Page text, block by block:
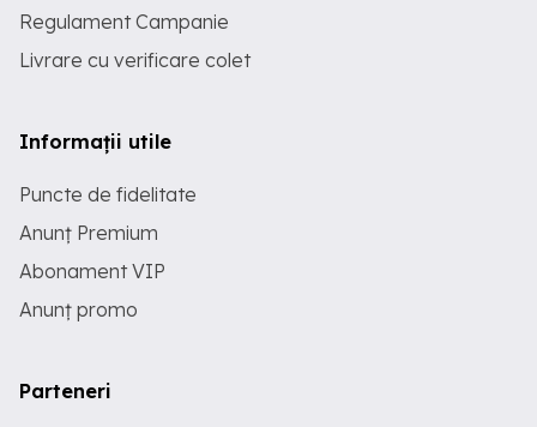
Regulament Campanie
Livrare cu verificare colet
Informații utile
Puncte de fidelitate
Anunț Premium
Abonament VIP
Anunț promo
Parteneri